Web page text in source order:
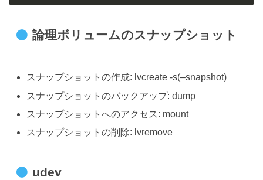
論理ボリュームのスナップショット
スナップショットの作成: lvcreate -s(–snapshot)
スナップショットのバックアップ: dump
スナップショットへのアクセス: mount
スナップショットの削除: lvremove
udev